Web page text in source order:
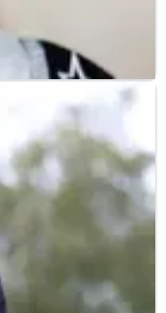
09/12/18
pabrik